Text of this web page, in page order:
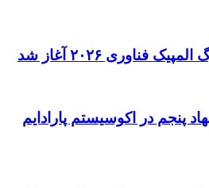
فناوری ۲۰۲۶ آغاز شد
پنجم در اکوسیستم پارادایم